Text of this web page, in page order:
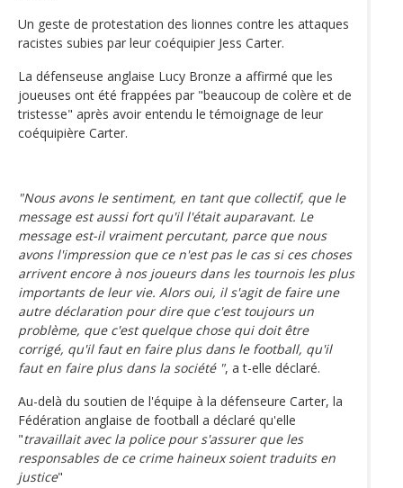
Un geste de protestation des lionnes contre les attaques
racistes subies par leur coéquipier Jess Carter.
La défenseuse anglaise Lucy Bronze a affirmé que les
joueuses ont été frappées par "beaucoup de colère et de
tristesse" après avoir entendu le témoignage de leur
coéquipière Carter.
"Nous avons le sentiment, en tant que collectif, que le
message est aussi fort qu'il l'était auparavant. Le
message est-il vraiment percutant, parce que nous
avons l'impression que ce n'est pas le cas si ces choses
arrivent encore à nos joueurs dans les tournois les plus
importants de leur vie. Alors oui, il s'agit de faire une
autre déclaration pour dire que c'est toujours un
problème, que c'est quelque chose qui doit être
corrigé, qu'il faut en faire plus dans le football, qu'il
faut en faire plus dans la société ", a t-elle déclaré.
Au-delà du soutien de l'équipe à la défenseure Carter, la
Fédération anglaise de football a déclaré qu'elle
"travaillait avec la police pour s'assurer que les
responsables de ce crime haineux soient traduits en
justice"